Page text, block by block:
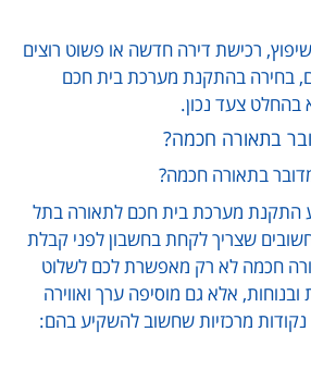
רכישת דירה חדשה או פשוט רוצים
בחירה בהתקנת מערכת בית חכם
בהחלט צעד נכון.
בתאורה חכמה?
בתאורה חכמה?
התקנת מערכת בית חכם לתאורה בתל
שצריך לקחת בחשבון לפני קבלת
חכמה לא רק מאפשרת לכם לשלוט
אלא גם מוסיפה ערך ואווירה
מרכזיות שחשוב להשקיע בהם: